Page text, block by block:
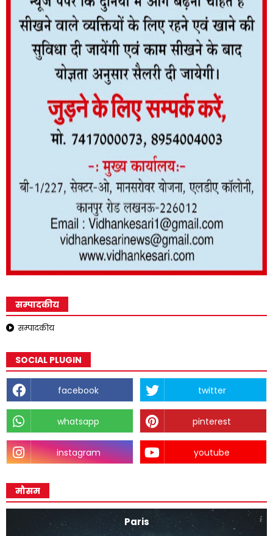
सम्पादकीय
सम्पादकीय
SOCIAL PLUGIN
facebook twitter
whatsapp pinterest
instagram youtube
मौसम
Paris